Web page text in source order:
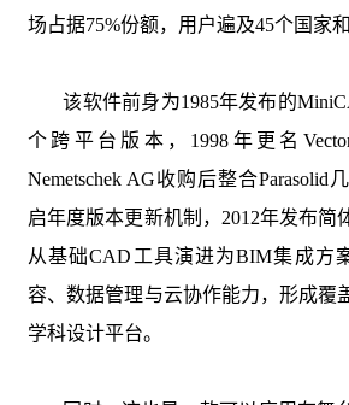
场占据75%份额，用户遍及45个国家和
该软件前身为1985年发布的
个跨平台版本，1998年更名
Nemetschek AG收购后整合Parasolid
启年度版本更新机制，2012年发布简
从基础CAD工具演进为BIM集成方
容、数据管理与云协作能力，形成覆
学科设计平台。